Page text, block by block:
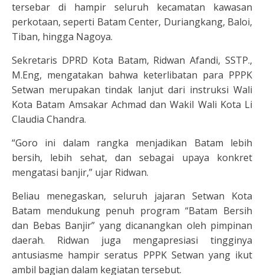
tersebar di hampir seluruh kecamatan kawasan
perkotaan, seperti Batam Center, Duriangkang, Baloi,
Tiban, hingga Nagoya.
Sekretaris DPRD Kota Batam, Ridwan Afandi, SSTP.,
M.Eng, mengatakan bahwa keterlibatan para PPPK
Setwan merupakan tindak lanjut dari instruksi Wali
Kota Batam Amsakar Achmad dan Wakil Wali Kota Li
Claudia Chandra.
“Goro ini dalam rangka menjadikan Batam lebih
bersih, lebih sehat, dan sebagai upaya konkret
mengatasi banjir,” ujar Ridwan.
Beliau menegaskan, seluruh jajaran Setwan Kota
Batam mendukung penuh program “Batam Bersih
dan Bebas Banjir” yang dicanangkan oleh pimpinan
daerah. Ridwan juga mengapresiasi tingginya
antusiasme hampir seratus PPPK Setwan yang ikut
ambil bagian dalam kegiatan tersebut.